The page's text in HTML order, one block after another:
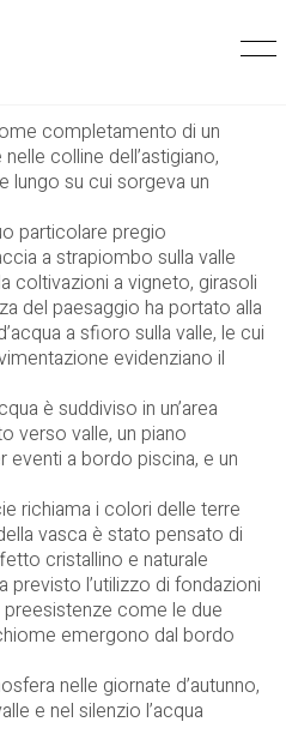
completamento di un
colline dell’astigiano,
su cui sorgeva un
particolare pregio
a strapiombo sulla valle
coltivazioni a vigneto, girasoli
del paesaggio ha portato alla
a sfioro sulla valle, le cui
evidenziano il
è suddiviso in un’area
verso valle, un piano
a bordo piscina, e un
richiama i colori delle terre
vasca è stato pensato di
cristallino e naturale
previsto l’utilizzo di fondazioni
come le due
emergono dal bordo
nelle giornate d’autunno,
e nel silenzio l’acqua